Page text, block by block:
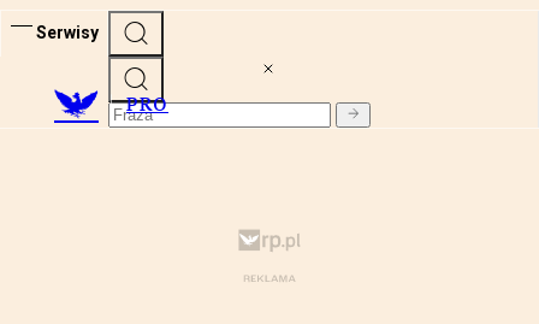
Serwisy
PRO